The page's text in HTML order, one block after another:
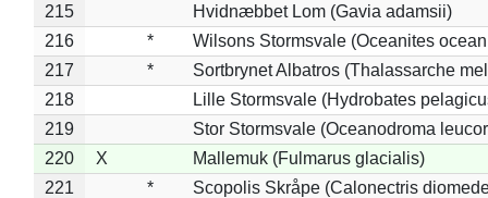
215
Hvidnæbbet Lom (Gavia adamsii)
216
*
Wilsons Stormsvale (Oceanites
217
*
Sortbrynet Albatros (Thalassarche
218
Lille Stormsvale (Hydrobates
219
Stor Stormsvale (Oceanodroma
220
X
Mallemuk (Fulmarus glacialis)
221
*
Scopolis Skråpe (Calonectris